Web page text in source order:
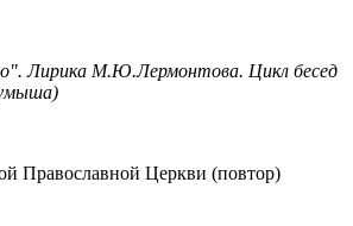
Лирика М.Ю.Лермонтова. Цикл бесед
Православной Церкви (повтор)